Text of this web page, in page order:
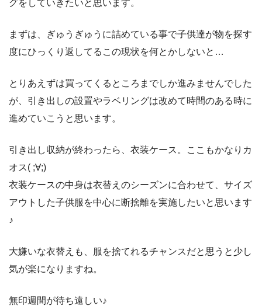
グをしていきたいと思います。
まずは、ぎゅうぎゅうに詰めている事で子供達が物を探す
度にひっくり返してるこの現状を何とかしないと…
とりあえずは買ってくるところまでしか進みませんでした
が、引き出しの設置やラベリングは改めて時間のある時に
進めていこうと思います。
引き出し収納が終わったら、衣装ケース。ここもかなりカ
オス( ;∀;)
衣装ケースの中身は衣替えのシーズンに合わせて、サイズ
アウトした子供服を中心に断捨離を実施したいと思います
♪
大嫌いな衣替えも、服を捨てれるチャンスだと思うと少し
気が楽になりますね。
無印週間が待ち遠しい♪